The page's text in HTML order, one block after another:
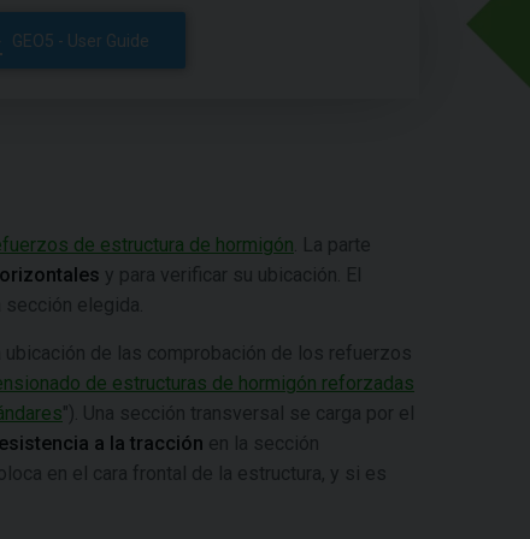
GEO5 - User Guide
de estructura de hormigón . La parte
y para verificar su ubicación. El
elegida.
de las comprobación de los refuerzos
de estructuras de hormigón reforzadas
"). Una sección transversal se carga por el
a la tracción en la sección
en el cara frontal de la estructura, y si es